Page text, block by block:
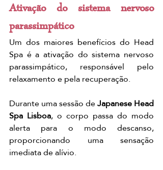
Ativação do sistema nervoso
parassimpático
Um dos maiores benefícios do Head
Spa é a ativação do sistema nervoso
parassimpático, responsável pelo
relaxamento e pela recuperação.
Durante uma sessão de Japanese Head
Spa Lisboa, o corpo passa do modo
alerta para o modo descanso,
proporcionando uma sensação
imediata de alívio.